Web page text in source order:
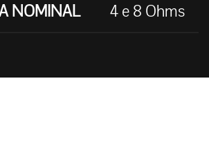
NOMINAL
4 e 8 Ohms